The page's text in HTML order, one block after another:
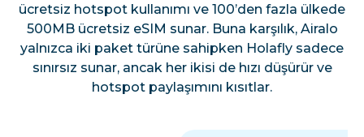
ücretsiz hotspot kullanımı ve 100’den fazla ülkede
500MB ücretsiz eSIM sunar. Buna karşılık, Airalo
yalnızca iki paket türüne sahipken Holafly sadece
sınırsız sunar, ancak her ikisi de hızı düşürür ve
hotspot paylaşımını kısıtlar.